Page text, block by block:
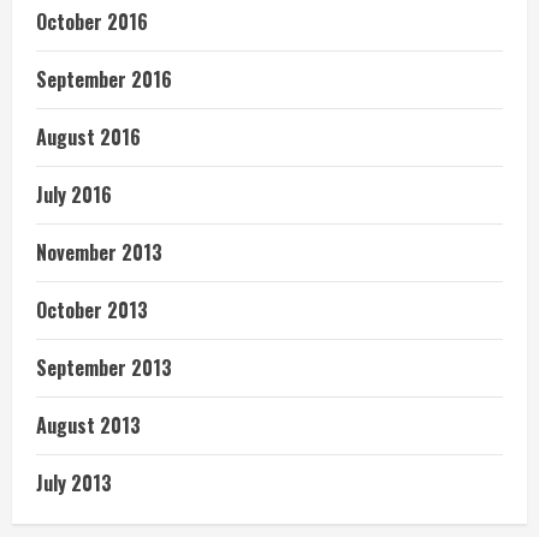
October 2016
September 2016
August 2016
July 2016
November 2013
October 2013
September 2013
August 2013
July 2013